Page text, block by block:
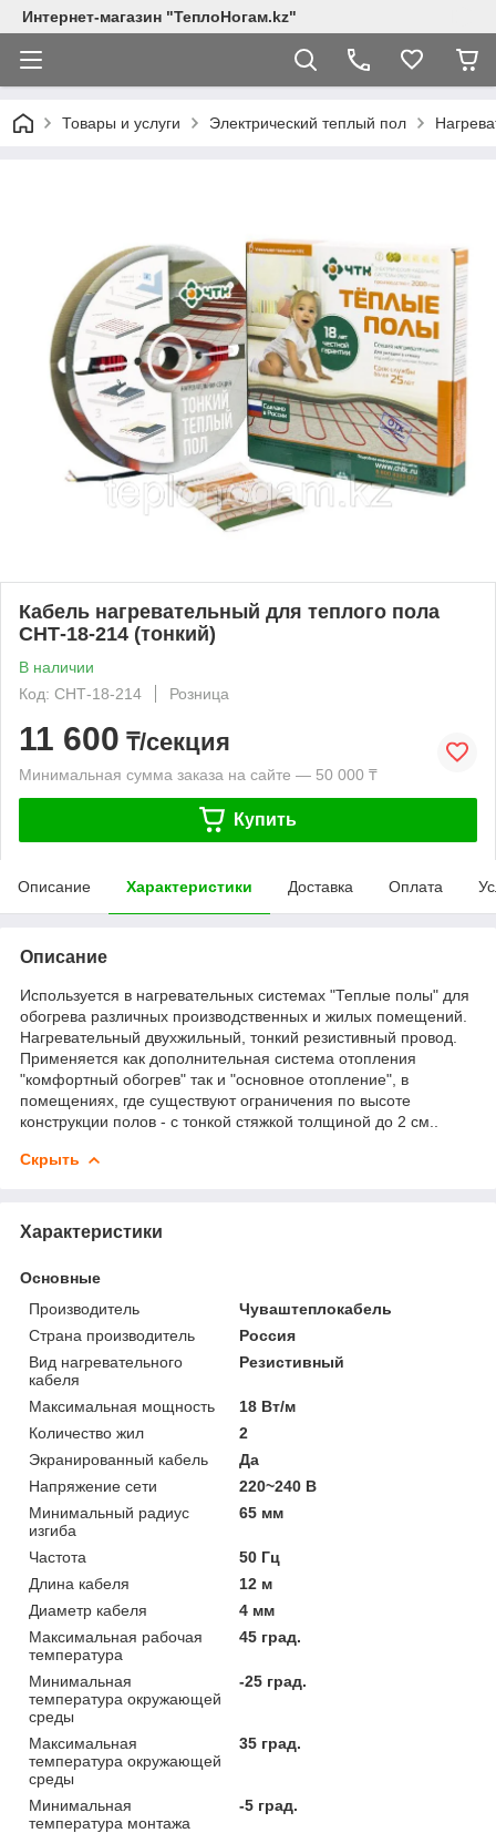
Интернет-магазин "ТеплоНогам.kz"
Товары и услуги Электрический теплый пол
Кабель нагревательный для теплого пола
СНТ-18-214 (тонкий)
В наличии
Код: СНТ-18-214
Розница
11 600 ₸/секция
Минимальная сумма заказа на сайте — 50 000 ₸
Купить
Описание Характеристики Доставка Оплата
Описание
Используется в нагревательных системах "Теплые полы" для
обогрева различных производственных и жилых помещений.
Нагревательный двухжильный, тонкий резистивный провод.
Применяется как дополнительная система отопления
"комфортный обогрев" так и "основное отопление", в
помещениях, где существуют ограничения по высоте
конструкции полов - с тонкой стяжкой толщиной до 2 см..
Скрыть
Характеристики
Основные
Производитель
Чуваштеплокабель
Страна производитель
Россия
Вид нагревательного
кабеля
Резистивный
Максимальная мощность
18 Вт/м
Количество жил
2
Экранированный кабель
Да
Напряжение сети
220~240 В
Минимальный радиус
изгиба
65 мм
Частота
50 Гц
Длина кабеля
12 м
Диаметр кабеля
4 мм
Максимальная рабочая
температура
45 град.
Минимальная
температура окружающей
среды
-25 град.
Максимальная
температура окружающей
среды
35 град.
Минимальная
температура монтажа
-5 град.